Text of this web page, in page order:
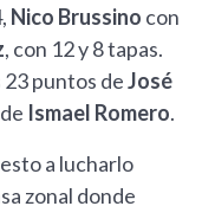
Nico Brussino con
, con 12 y 8 tapas.
puntos deJosé
Ismael Romero.
a lucharlo
zonal donde